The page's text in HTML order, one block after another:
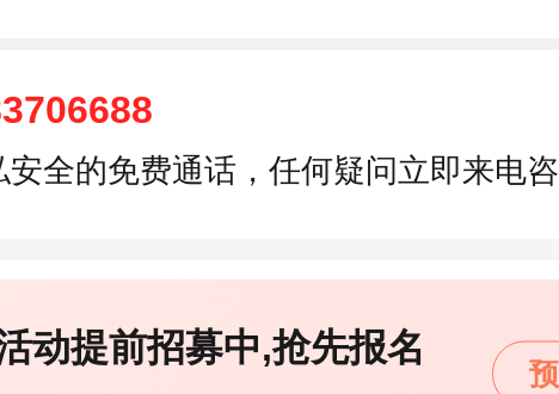
安全的免费通话，任何疑问立即来电
动提前招募中,抢先报名